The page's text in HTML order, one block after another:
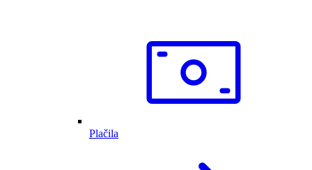
Plačila